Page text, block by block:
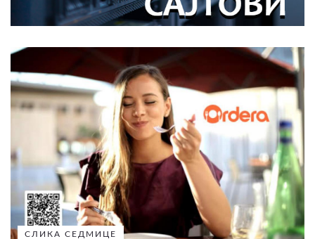
СЛИКА СЕДМИЦЕ